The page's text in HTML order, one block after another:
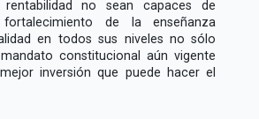
no sean capaces de
de la enseñanza
en todos sus niveles no sólo
constitucional aún vigente
inversión que puede hacer el